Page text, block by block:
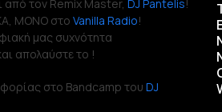
από τον Remix Master,DJ Pantelis!
ΜΟΝΟ στοVanilla Radio!
μας συχνότητα
απολαύστε το !
στο Bandcamp τουDJ